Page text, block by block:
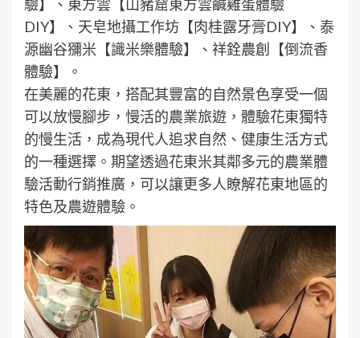
驗】、東方雲【山豬窟東方雲鹹雞蛋體驗
DIY】、天皂地攝工作坊【肉桂露牙膏DIY】、泰
源幽谷獼米【識米樂體驗】、祥銓農創【倒流香
體驗】。
在美麗的花東，搭配其豐富的自然景色享受一個
可以放慢腳步，慢活的農業旅遊，體驗花東獨特
的慢生活，成為現代人追求自然、健康生活方式
的一種選擇。期望透過花東米其鄰多元的農業體
驗活動行銷推廣，可以讓更多人瞭解花東地區的
特色及農遊體驗。